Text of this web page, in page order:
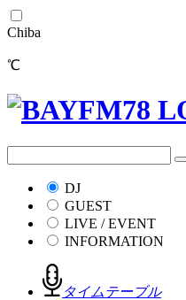
Chiba
℃
DJ
GUEST
LIVE / EVENT
INFORMATION
タイムテーブル